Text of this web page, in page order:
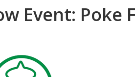
Event: Poke